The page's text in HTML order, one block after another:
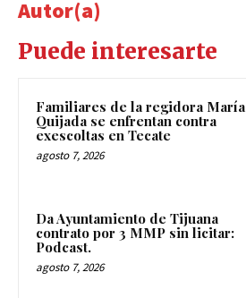
Autor(a)
Puede interesarte
Familiares de la regidora María
Quijada se enfrentan contra
exescoltas en Tecate
agosto 7, 2026
Da Ayuntamiento de Tijuana
contrato por 3 MMP sin licitar:
Podcast.
agosto 7, 2026